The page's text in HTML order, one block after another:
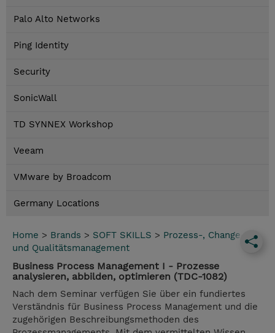
Palo Alto Networks
Ping Identity
Security
SonicWall
TD SYNNEX Workshop
Veeam
VMware by Broadcom
Germany Locations
Home > Brands > SOFT SKILLS > Prozess-, Change-
und Qualitätsmanagement
Business Process Management I - Prozesse
analysieren, abbilden, optimieren (TDC-1082)
Nach dem Seminar verfügen Sie über ein fundiertes
Verständnis für Business Process Management und die
zugehörigen Beschreibungsmethoden des